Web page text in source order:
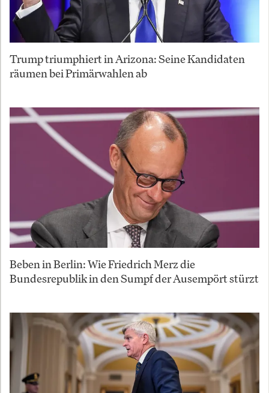
Trump triumphiert in Arizona: Seine Kandidaten
räumen bei Primärwahlen ab
Beben in Berlin: Wie Friedrich Merz die
Bundesrepublik in den Sumpf der Ausempört stürzt